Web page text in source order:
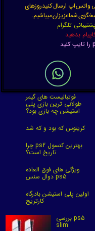
واتس اپ ارسال کنیدروزهای
تلگرام
بدهید
فوتبالیست های گیمر
طولانی ترین بازی پلی
استیشن چه بازی بود؟
کریتوس که بود و که شد
چرا ps2 بهترین کنسول
تاریخ است؟
ویژگی های فوق العاده
دوال سنس ps5
اولین پلی استیشن بادرگاه
کارتریج
بررسی ps5
slim